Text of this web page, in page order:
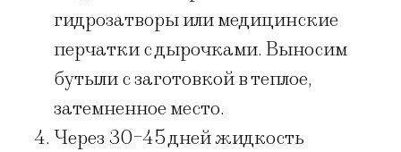
гидрозатворы или медицинские
перчатки с дырочками. Выносим
бутыли с заготовкой в теплое,
затемненное место.
Через 30-45 дней жидкость